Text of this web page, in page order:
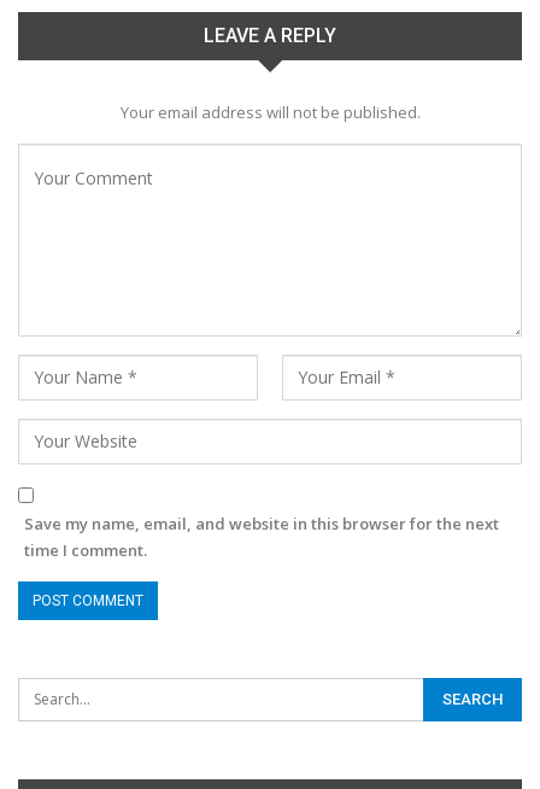
LEAVE A REPLY
Your email address will not be published.
Save my name, email, and website in this browser for the next
time I comment.